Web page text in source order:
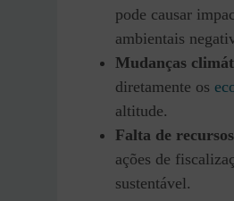
pode causar
ambientais
Mudanças
diretamente os
altitude.
Falta de recursos
ações de
sustentável.